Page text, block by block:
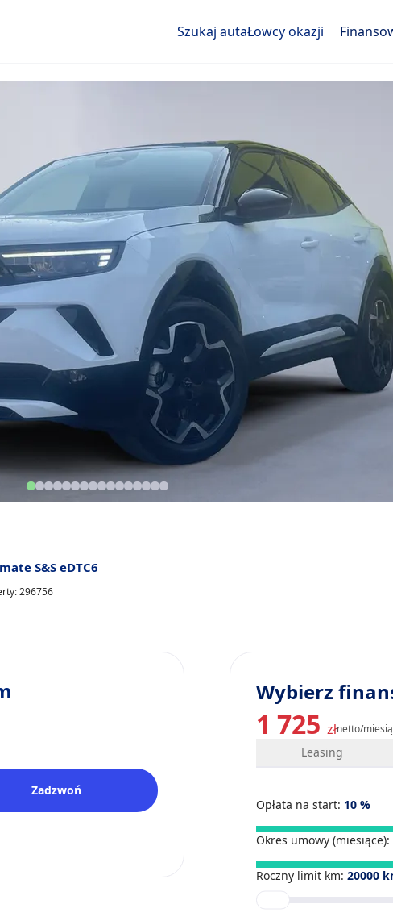
Szukaj autaŁowcy okazji
S&S eDTC6
296756
Wybierz
1 725 złnetto/
Leasing
Opłata na start: 10 %
Okres umowy (miesiące):
Roczny limit km: 20000
Zadzwoń